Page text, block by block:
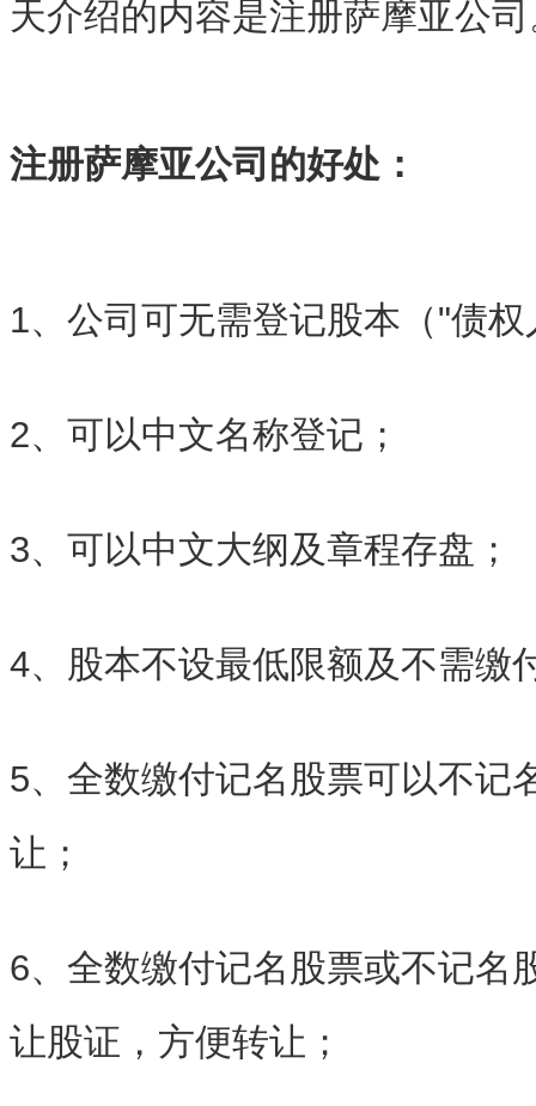
天介绍的内容是注册萨摩亚公
注册萨摩亚公司的好处：
1、公司可无需登记股本（"债
2、可以中文名称登记；
3、可以中文大纲及章程存盘；
4、股本不设最低限额及不需缴
5、全数缴付记名股票可以不记
让；
6、全数缴付记名股票或不记名
让股证，方便转让；